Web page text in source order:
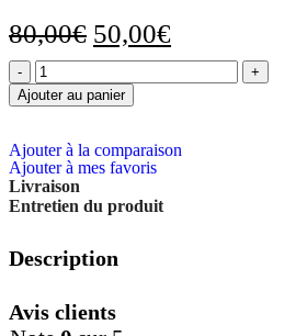
80,00€ 50,00€
Ajouter au panier
Ajouter à la comparaison
Ajouter à mes favoris
Livraison
Entretien du produit
Description
Avis clients